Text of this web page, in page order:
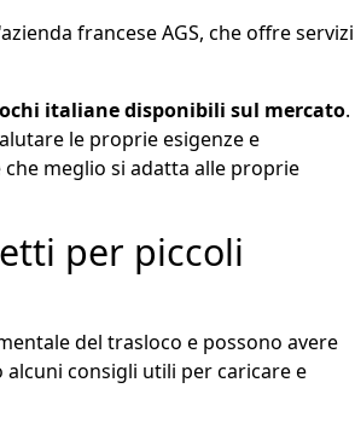
francese AGS, che offre servizi
italiane disponibili sul mercato.
le proprie esigenze e
meglio si adatta alle proprie
per piccoli
del trasloco e possono avere
consigli utili per caricare e